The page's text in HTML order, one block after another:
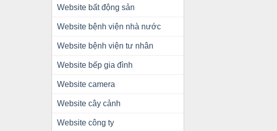
Website bất động sản
Website bệnh viện nhà nước
Website bệnh viện tư nhân
Website bếp gia đình
Website camera
Website cây cảnh
Website công ty